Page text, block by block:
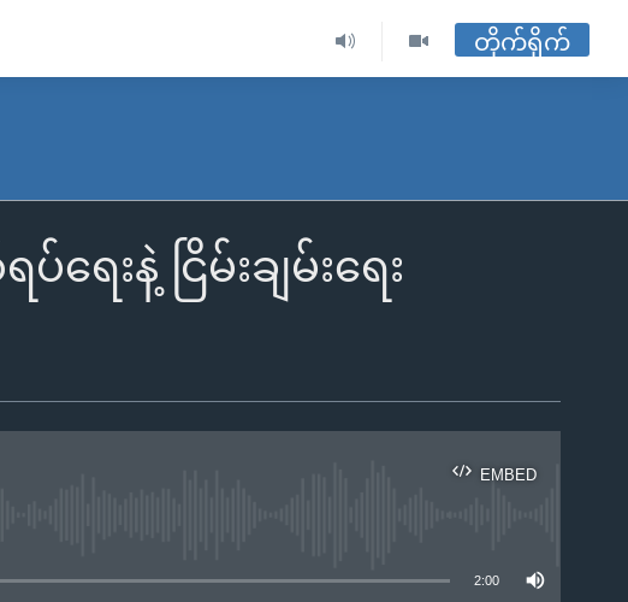
တိုက်ရိုက်
ေးနဲ့ ငြိမ်းချမ်းရေး
EMBED
2:00